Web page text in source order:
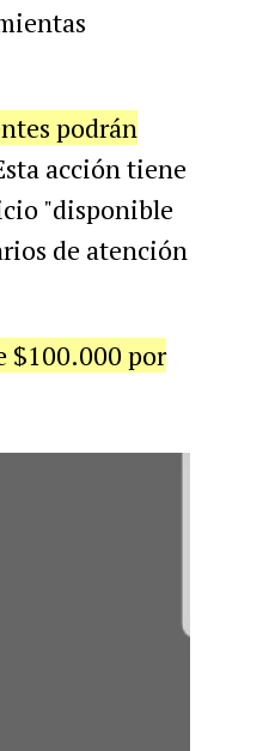
podrán
acción tiene
"disponible
de atención
$100.000 por